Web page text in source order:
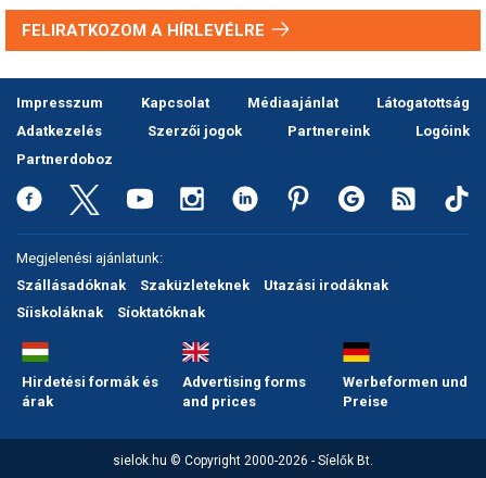
FELIRATKOZOM A HÍRLEVÉLRE
Impresszum Kapcsolat Médiaajánlat
Látogatottság
Adatkezelés
Szerzői jogok Partnereink
Logóink
Partnerdoboz
Megjelenési ajánlatunk:
Szállásadóknak
Szaküzleteknek
Utazási irodáknak
Síiskoláknak
Síoktatóknak
Hirdetési formák és
árak
Advertising forms
and prices
Werbeformen und
Preise
sielok.hu © Copyright 2000-2026 - Síelők Bt.